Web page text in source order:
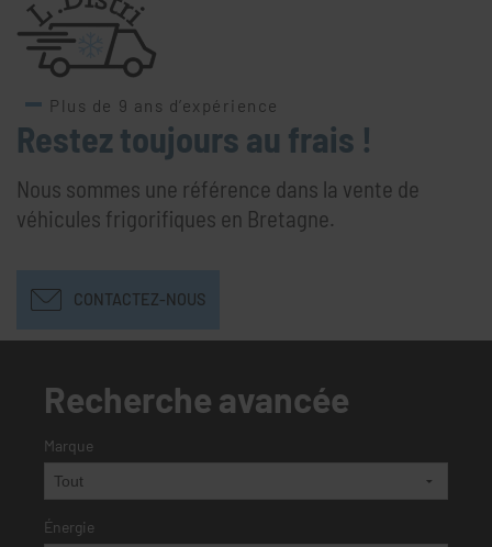
Plus de 9 ans d’expérience
Restez toujours au frais !
Nous sommes une référence dans la vente de
véhicules frigorifiques en Bretagne.
CONTACTEZ-NOUS
Recherche avancée
Marque
Énergie